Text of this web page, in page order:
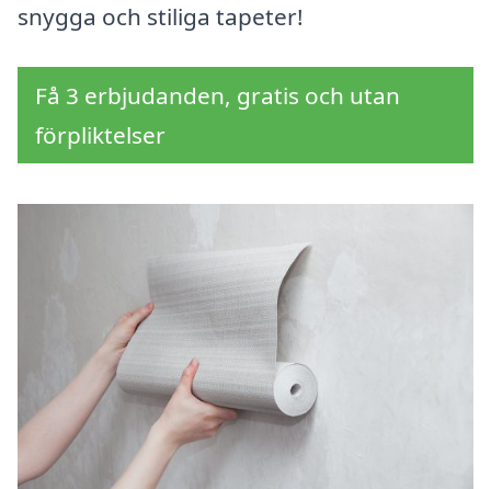
snygga och stiliga tapeter!
Få 3 erbjudanden, gratis och utan
förpliktelser